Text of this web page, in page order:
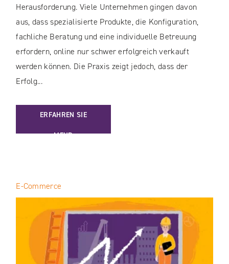
Herausforderung. Viele Unternehmen gingen davon
aus, dass spezialisierte Produkte, die Konfiguration,
fachliche Beratung und eine individuelle Betreuung
erfordern, online nur schwer erfolgreich verkauft
werden können. Die Praxis zeigt jedoch, dass der
Erfolg...
ERFAHREN SIE
MEHR
: WIE LASSEN SICH KOMPLEXE PRODUKTE IM B2B-E-
E-Commerce